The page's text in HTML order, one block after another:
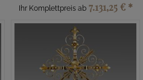
Ihr Komplettpreis ab 7.131,25 € *